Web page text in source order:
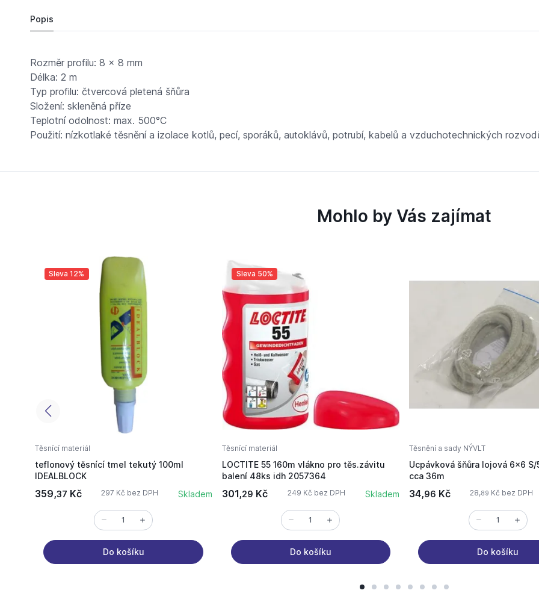
Popis
Rozměr profilu: 8 x 8 mm
Délka: 2 m
Typ profilu: čtvercová pletená šňůra
Složení: skleněná příze
Teplotní odolnost: max. 500°C
Použití: nízkotlaké těsnění a izolace kotlů, pecí, sporáků, autoklávů, potrubí, kabelů a vzduchotechnických
Mohlo by Vás zajímat
Sleva 12%
Těsnící materiál
teflonový těsnící tmel tekutý 100ml
IDEALBLOCK
359,37 Kč 297 Kč bez DPH Skladem
Do košíku
Sleva 50%
Těsnící materiál
LOCTITE 55 160m vlákno pro těs.závitu
balení 48ks idh 2057364
301,29 Kč 249 Kč bez DPH Skladem
Do košíku
Těsnění a sady NÝVLT
Ucpávková šňůra lojová 6x6
cca 36m
34,96 Kč 28,89 Kč bez DPH
Do košíku